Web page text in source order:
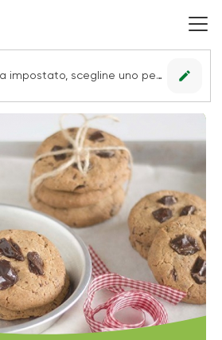
Nessun punto vendita impostato, scegline uno per vedere le offerte. edit